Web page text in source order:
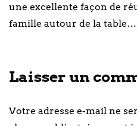
une excellente façon de
famille autour de la
Laisser un
Votre adresse e-mail ne